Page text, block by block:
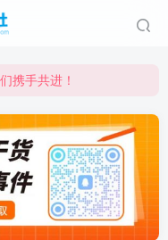
携手共进！
携手共进！
教程、自媒体短视频教程等，长期更新各大精品创业项目！